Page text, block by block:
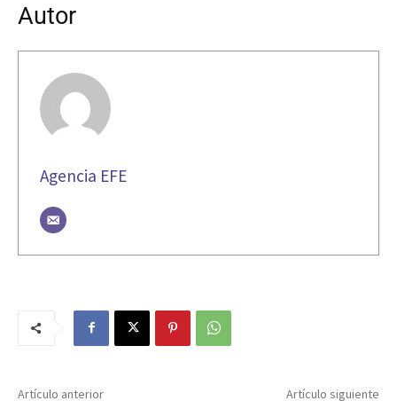
Autor
Agencia EFE
Artículo anterior Artículo siguiente